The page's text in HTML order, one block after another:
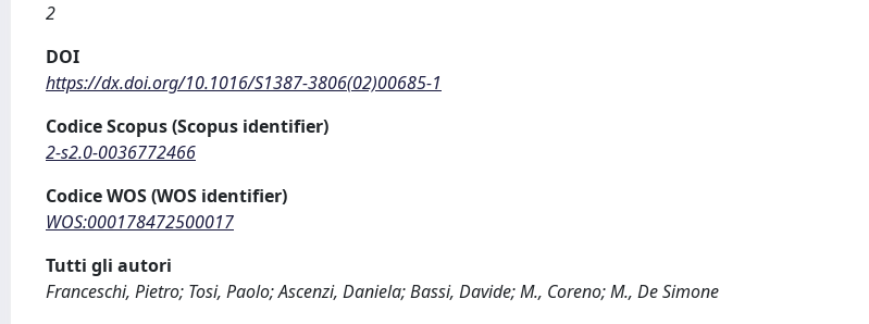
2
DOI
https://dx.doi.org/10.1016/S1387-3806(02)00685-1
Codice Scopus (Scopus identifier)
2-s2.0-0036772466
Codice WOS (WOS identifier)
WOS:000178472500017
Tutti gli autori
Franceschi, Pietro; Tosi, Paolo; Ascenzi, Daniela; Bassi, Davide; M., Coreno; M., De Simone